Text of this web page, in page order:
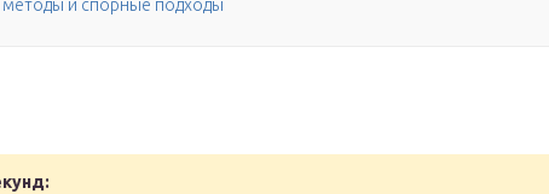
и спорные подходы